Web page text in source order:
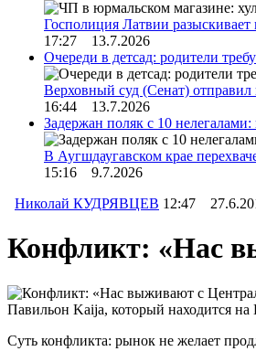
Госполиция Латвии
17:27 13.7.2026
Очереди в детсад: родители
Верховный суд (Сенат)
16:44 13.7.2026
Задержан поляк с 10
В Аугшдаугавском крае
15:16 9.7.2026
Николай КУДРЯВЦЕВ 12:47
Конфликт: «Нас
Павильон Kaija, который находится на
Суть конфликта: рынок не желает